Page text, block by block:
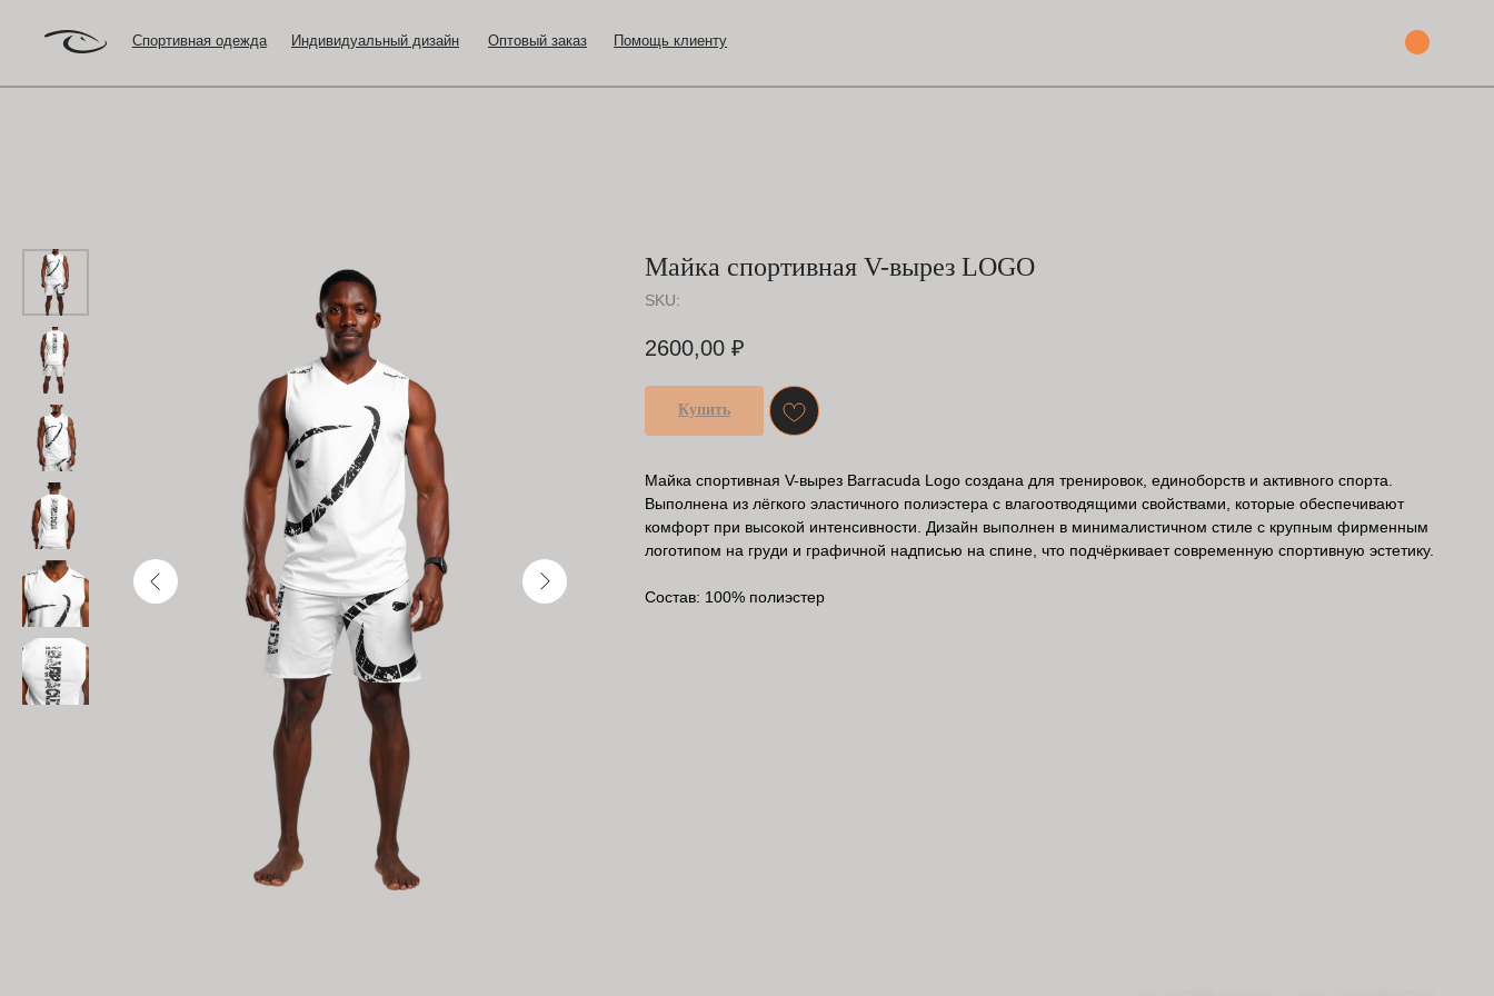
Спортивная одежда Индивидуальный дизайн Оптовый заказ Помощь клиенту
Майка спортивная V-вырез LOGO
SKU:
2600,00 ₽
Купить
Майка спортивная V-вырез Barracuda Logo создана для тренировок, единоборств и активного спорта.
Выполнена из лёгкого эластичного полиэстера с влагоотводящими свойствами, которые обеспечивают
комфорт при высокой интенсивности. Дизайн выполнен в минималистичном стиле с крупным фирменным
логотипом на груди и графичной надписью на спине, что подчёркивает современную спортивную эстетику.
Состав: 100% полиэстер